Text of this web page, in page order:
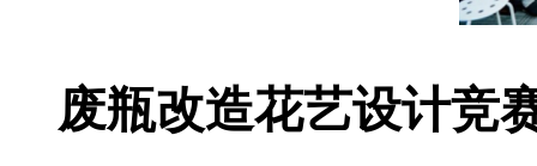
废瓶改造花艺设计竞